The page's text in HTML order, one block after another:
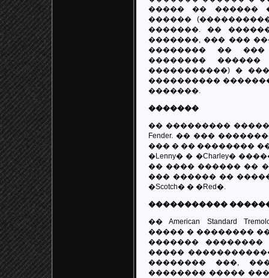
����� �� ������
������
�������. ��
�������, ��� ���
�������� �� ���
��������
�����������) �
����������
�������.
�������
�� ��������� �����
Fender. �� ���
��� � �� ��������
�Lenny� � �Charley�
�� ���� ������ ��
��� ������ ��
�Scotch� � �Red�.
�����������
�� American Standard
����� � ��������
�������
�����
�������� ���,
�������� �����